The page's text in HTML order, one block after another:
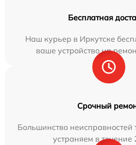
Бесплатная
Наш курьер в Иркутске
ваше устройство на
Срочный
Большинство
устраняем в течение